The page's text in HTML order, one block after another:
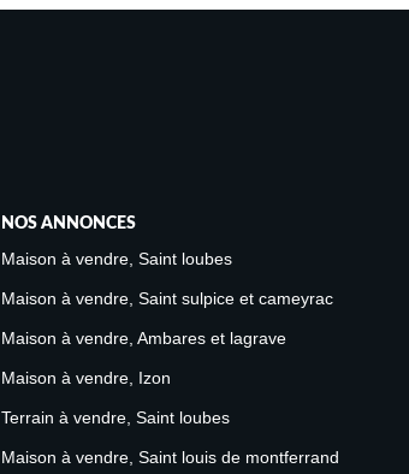
NOS ANNONCES
Maison à vendre, Saint loubes
Maison à vendre, Saint sulpice et cameyrac
Maison à vendre, Ambares et lagrave
Maison à vendre, Izon
Terrain à vendre, Saint loubes
Maison à vendre, Saint louis de montferrand